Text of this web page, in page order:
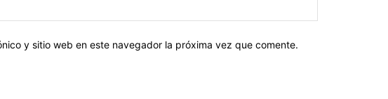
y sitio web en este navegador la próxima vez que comente.